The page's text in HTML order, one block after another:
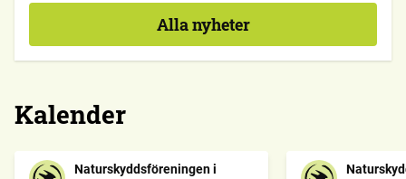
Alla nyheter
Kalender
Naturskyddsföreningen i